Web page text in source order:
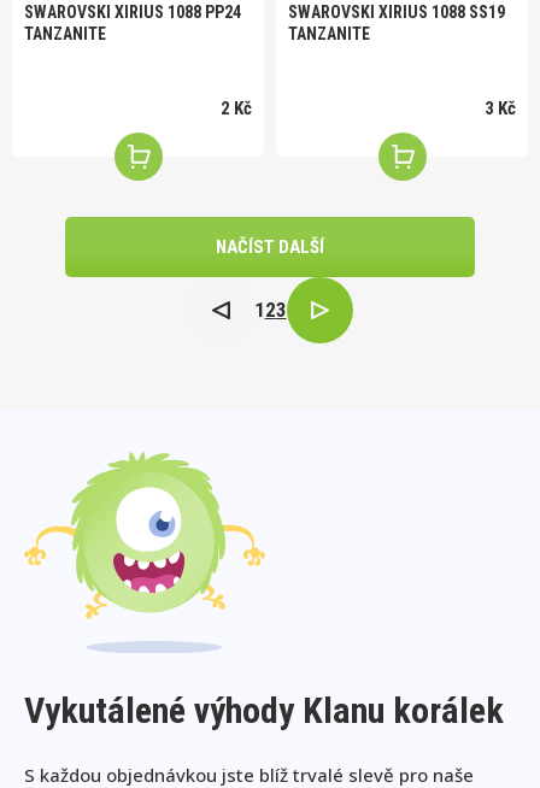
SWAROVSKI XIRIUS 1088 PP24
TANZANITE
2 Kč
SWAROVSKI XIRIUS 1088 SS19
TANZANITE
3 Kč
NAČÍST DALŠÍ
123
Vykutálené výhody Klanu korálek
S každou objednávkou jste blíž trvalé slevě pro naše